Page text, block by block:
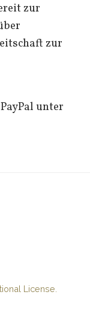
zur
zur
unter
License.